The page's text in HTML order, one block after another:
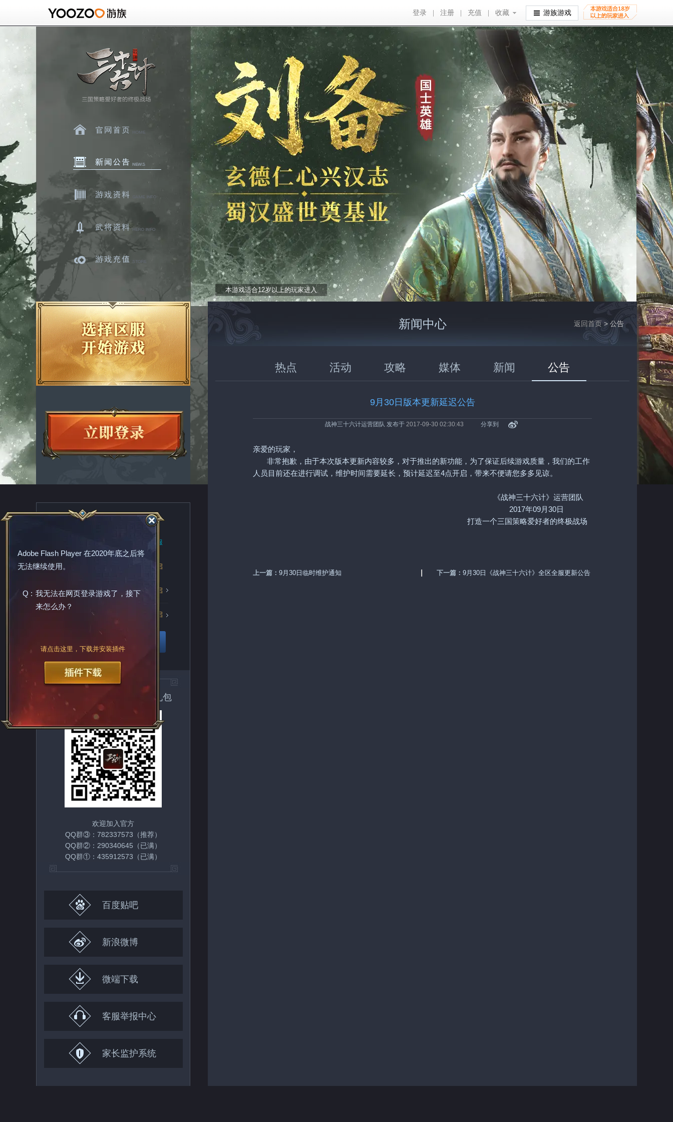
登录 注册 充值 收藏
收藏 游族游戏
官网首页
游戏资料
武将资料
游戏充值
推荐服务器
新服
火爆开启
火爆开启
【雄心】1170区
火爆开启
【雄心】1169区
扫一扫关注官方微信领取礼包
欢迎加入官方
QQ群③：782337573（推荐）
QQ群②：290340645（已满）
QQ群①：435912573（已满）
百度贴吧
新浪微博
微端下载
客服举报中心
家长监护系统
本游戏适合12岁以上的玩家进入
返回首页 > 公告
新闻中心
热点 活动 攻略 媒体 新闻 公告
9月30日版本更新延迟公告
战神三十六计运营团队 发布于 2017-09-30 02:30:43 分享到
亲爱的玩家，
非常抱歉，由于本次版本更新内容较多，对于推出的新功能，为了保证后续游戏质量，我们的工作
人员目前还在进行调试，维护时间需要延长，预计延迟至4点开启，带来不便请您多多见谅。
《战神三十六计》运营团队
2017年09月30日
打造一个三国策略爱好者的终极战场
上一篇： 9月30日临时维护通知 下一篇： 9月30日《战神三十六计》全区全服更新公告
Adobe Flash Player 在2020年底之后将
无法继续使用。
Q : 我无法在网页登录游戏了，接下
来怎么办？
请点击这里，下载并安装插件